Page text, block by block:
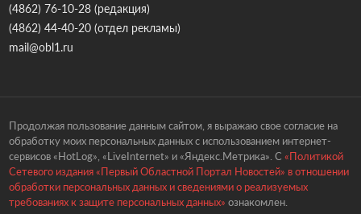
(4862) 76-10-28(редакция)
(4862) 44-40-20(отдел рекламы)
mail@obl1.ru
Продолжая пользование данным сайтом, я выражаю свое согласие на
обработку моих персональных данных с использованием интернет-
сервисов «HotLog», «LiveInternet» и «Яндекс.Метрика». С «Политикой
Сетевого издания «Первый Областной Портал Новостей» в отношении
обработки персональных данных и сведениями о реализуемых
требованиях к защите персональных данных» ознакомлен.